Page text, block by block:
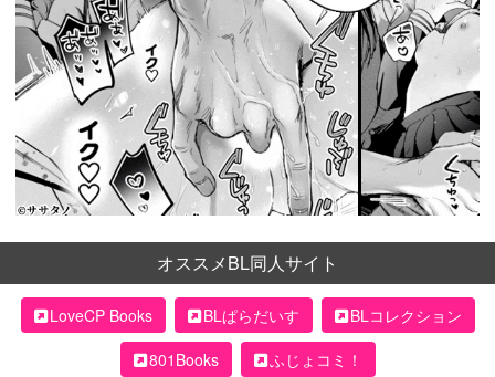
オススメBL同人サイト
LoveCP Books BLぱらだいす
BLコレクション
801Books
ふじょコミ！